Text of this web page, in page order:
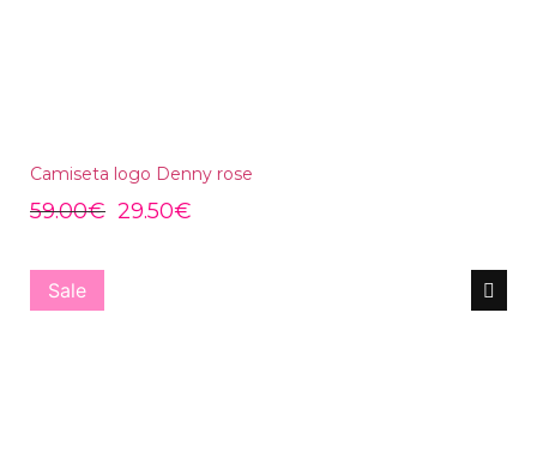
Camiseta logo Denny rose
59.00€ 29.50€
Sale